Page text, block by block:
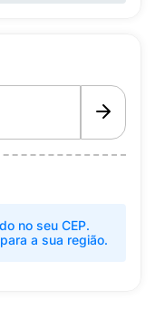
no seu CEP.
a sua região.